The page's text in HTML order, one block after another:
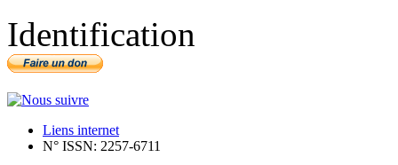
Identification
Liens internet
N° ISSN: 2257-6711